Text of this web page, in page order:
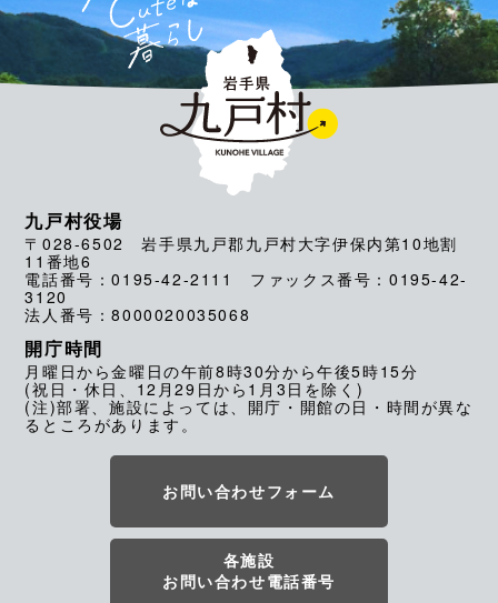
九戸村役場
〒028-6502 岩手県九戸郡九戸村大字伊保内第10地割
11番地6
電話番号：0195-42-2111 ファックス番号：0195-42-
3120
法人番号：8000020035068
開庁時間
月曜日から金曜日の午前8時30分から午後5時15分
(祝日・休日、12月29日から1月3日を除く)
(注)部署、施設によっては、開庁・開館の日・時間が異な
るところがあります。
お問い合わせフォーム
各施設
お問い合わせ電話番号